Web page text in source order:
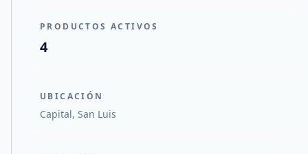
PRODUCTOS ACTIVOS
4
UBICACIÓN
Capital, San Luis